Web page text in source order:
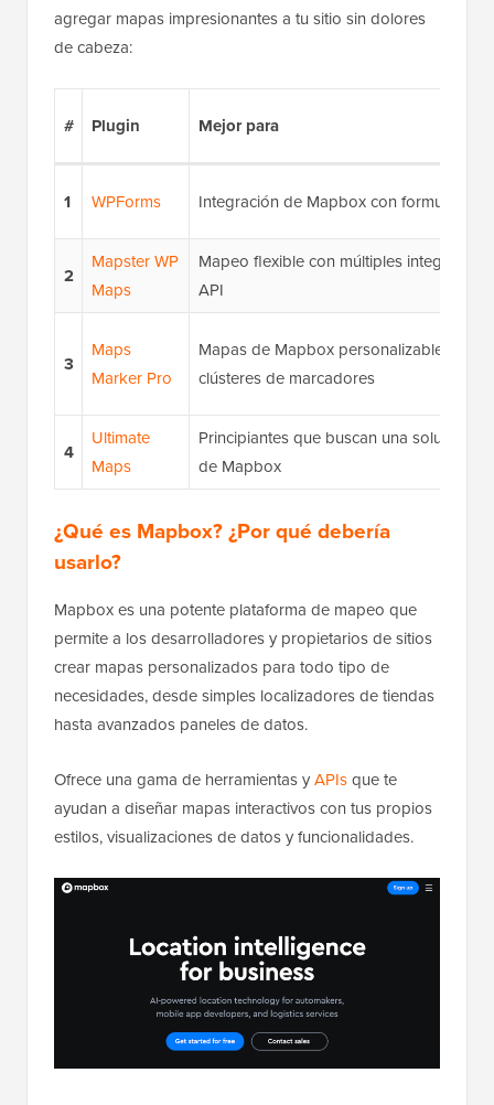
agregar mapas impresionantes a tu sitio sin dolores
de cabeza:
# Plugin Mejor para
1 WPForms Integración de Mapbox con formularios
2
Mapster WP
Maps
Mapeo flexible con múltiples
API
3
Maps
Marker Pro
Mapas de Mapbox personalizables con
clústeres de marcadores
4
Ultimate
Maps
Principiantes que buscan una solución
de Mapbox
¿Qué es Mapbox? ¿Por qué debería
usarlo?
Mapbox es una potente plataforma de mapeo que
permite a los desarrolladores y propietarios de sitios
crear mapas personalizados para todo tipo de
necesidades, desde simples localizadores de tiendas
hasta avanzados paneles de datos.
Ofrece una gama de herramientas yAPIsque te
ayudan a diseñar mapas interactivos con tus propios
estilos, visualizaciones de datos y funcionalidades.